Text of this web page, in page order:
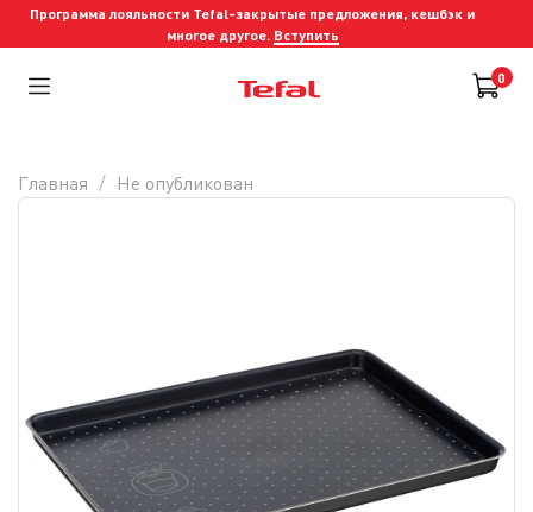
Программа лояльности Tefal-закрытые предложения, кешбэк и
многое другое. Вступить
0
Главная Не опубликован